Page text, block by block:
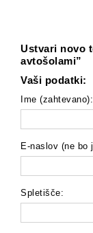
Ustvari novo
avtošolami”
Vaši podatki:
Ime (zahtevano):
E-naslov (ne bo
Spletišče: